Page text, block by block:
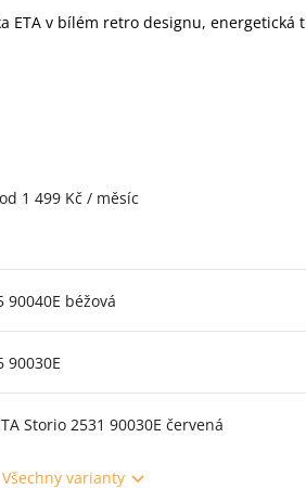
ETA v bílém retro designu, energetická
1 499 Kč / měsíc
90040E béžová
90030E
Storio 2531 90030E červená
Všechny varianty